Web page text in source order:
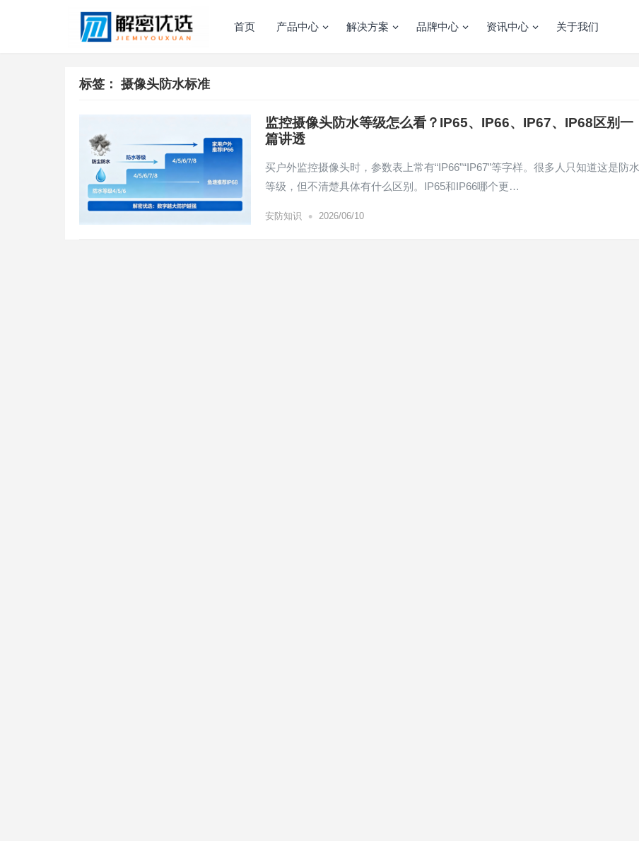
首页 产品中心 解决方案 品牌中心 资讯中心 关于我们
标签： 摄像头防水标准
监控摄像头防水等级怎么看？IP65、IP66、IP67、IP68区别一
篇讲透
买户外监控摄像头时，参数表上常有“IP66”“IP67”等字样。很多人只知道这是防水
等级，但不清楚具体有什么区别。IP65和IP66哪个更…
安防知识 • 2026/06/10